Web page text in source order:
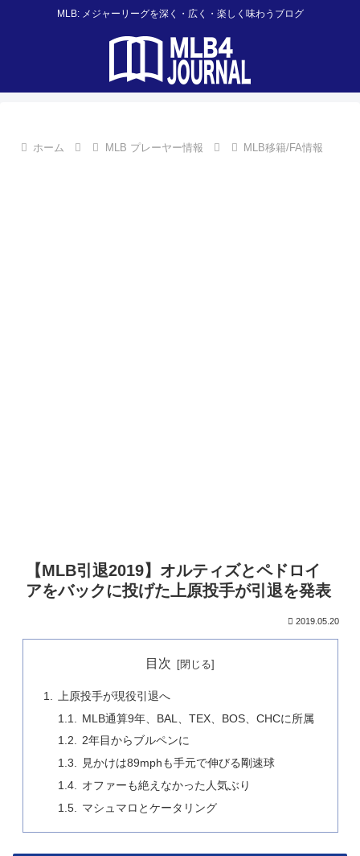
MLB: メジャーリーグを深く・広く・楽しく味わうブログ
ホーム MLB プレーヤー情報 MLB移籍/FA情報
【MLB引退2019】オルティズとペドロイ
アをバックに投げた上原投手が引退を発表
2019.05.20
目次
上原投手が現役引退へ
MLB通算9年、BAL、TEX、BOS、CHCに所属
2年目からブルペンに
見かけは89mphも手元で伸びる剛速球
オファーも絶えなかった人気ぶり
マシュマロとケータリング